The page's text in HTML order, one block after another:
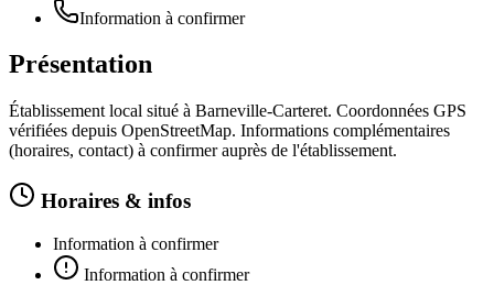
Information à confirmer
Présentation
Établissement local situé à Barneville-Carteret. Coordonnées GPS
vérifiées depuis OpenStreetMap. Informations complémentaires
(horaires, contact) à confirmer auprès de l'établissement.
Horaires & infos
Information à confirmer
Information à confirmer